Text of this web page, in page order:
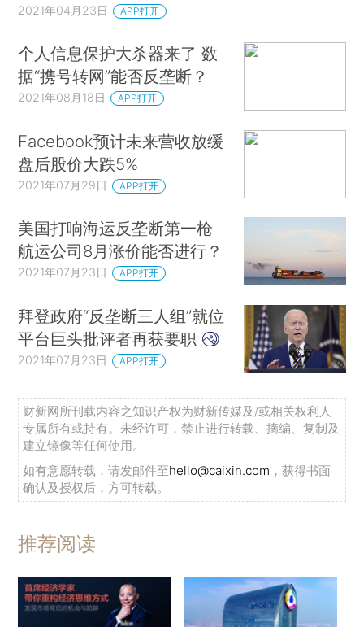
2021年04月23日 APP打开
个人信息保护大杀器来了 数
据“携号转网”能否反垄断？
2021年08月18日 APP打开
Facebook预计未来营收放缓
盘后股价大跌5%
2021年07月29日 APP打开
美国打响海运反垄断第一枪
航运公司8月涨价能否进行？
2021年07月23日 APP打开
拜登政府“反垄断三人组”就位
平台巨头批评者再获要职
2021年07月23日 APP打开
财新网所刊载内容之知识产权为财新传媒及/或相关权利人
专属所有或持有。未经许可，禁止进行转载、摘编、复制及
建立镜像等任何使用。
如有意愿转载，请发邮件至hello@caixin.com ，获得书面
确认及授权后，方可转载。
推荐阅读